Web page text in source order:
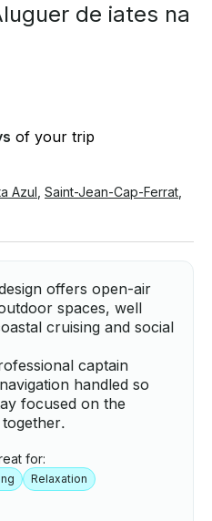
de iates na
of your trip
Azul Saint-Jean-Cap-Ferrat
offers open-air
spaces, well
cruising and social
captain
handled so
focused on the
for:
Relaxation